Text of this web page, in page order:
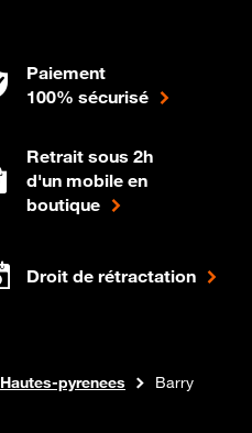
Paiement
100% sécurisé
Retrait sous 2h
d'un mobile en
boutique
Droit de rétractation
Hautes-pyrenees Barry